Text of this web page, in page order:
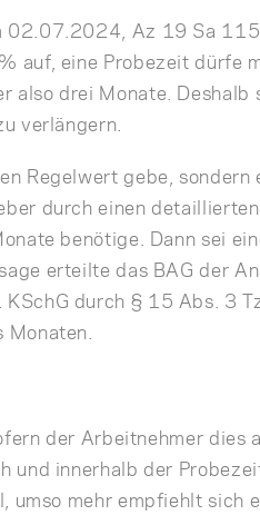
02.07.2024, Az 19 Sa
auf, eine Probezeit dürfe
also drei Monate.
verlängern.
Regelwert gebe,
durch einen
benötige. Dann sei
erteilte das BAG der
durch § 15 Abs. 3
Monaten.
der Arbeitnehmer dies
und innerhalb der
umso mehr empfiehlt sich